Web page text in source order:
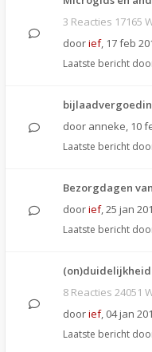
3 Reacties 17165
doorief, 17 feb
Laatste bericht
door anneke, 10
Laatste bericht
Bezorgdagen
doorief,25 jan
Laatste bericht
8 Reacties 24051
doorief, 04 jan
Laatste bericht